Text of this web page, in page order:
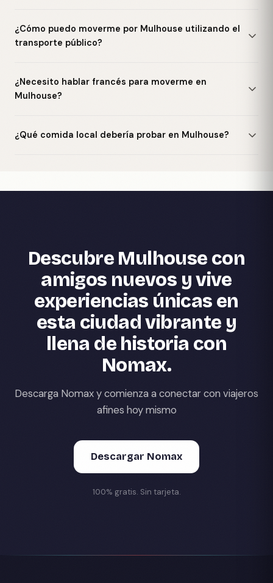
¿Cómo puedo moverme por Mulhouse utilizando el
transporte público?
¿Necesito hablar francés para moverme en
Mulhouse?
¿Qué comida local debería probar en Mulhouse?
Descubre Mulhouse con
amigos nuevos y vive
experiencias únicas en
esta ciudad vibrante y
llena de historia con
Nomax.
Descarga Nomax y comienza a conectar con viajeros
afines hoy mismo
Descargar Nomax
100% gratis. Sin tarjeta.